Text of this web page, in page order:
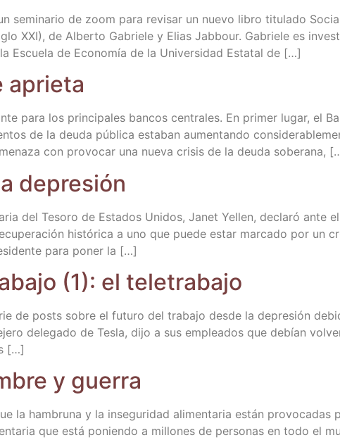
semi­na­rio de zoom para revi­sar un nue­vo libro titu­la­do
XXI), de Alber­to Gabrie­le y Elias Jab­bour. Gabrie­le es
Escue­la de Eco­no­mía de la Uni­ver­si­dad Esta­tal de […]
aprieta
para los prin­ci­pa­les ban­cos cen­tra­les. En pri­mer lugar, el
de la deu­da públi­ca esta­ban aumen­tan­do
con pro­vo­car una nue­va cri­sis de la deu­da soberana,
depresión
del Teso­ro de Esta­dos Uni­dos, Janet Yellen, decla­ró ante
his­tó­ri­ca a uno que pue­de estar mar­ca­do por un
para poner la […]
(1): el teletrabajo
de posts sobre el futu­ro del tra­ba­jo des­de la depre­sión
dele­ga­do de Tes­la, dijo a sus emplea­dos que debían
[…]
y guerra
la ham­bru­na y la inse­gu­ri­dad ali­men­ta­ria están
que está ponien­do a millo­nes de per­so­nas en todo el